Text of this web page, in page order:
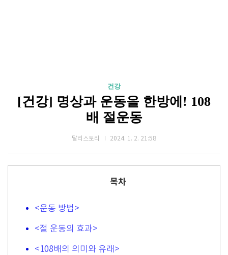
건강
[건강] 명상과 운동을 한방에! 108
배 절운동
달리스토리 2024. 1. 2. 21:58
목차
<운동 방법>
<절 운동의 효과>
<108배의 의미와 유래>